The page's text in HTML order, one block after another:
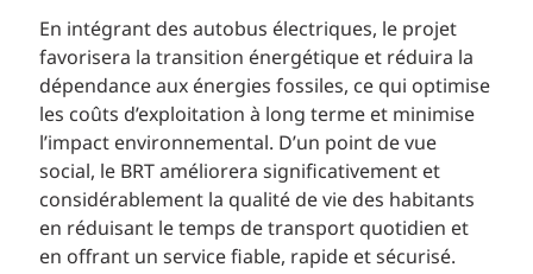
En intégrant des autobus électriques, le projet
favorisera la transition énergétique et réduira la
dépendance aux énergies fossiles, ce qui optimise
les coûts d’exploitation à long terme et minimise
l’impact environnemental. D’un point de vue
social, le BRT améliorera significativement et
considérablement la qualité de vie des habitants
en réduisant le temps de transport quotidien et
en offrant un service fiable, rapide et sécurisé.